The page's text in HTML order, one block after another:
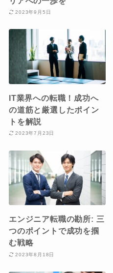
2023年9月5日
IT業界への転職！成功へ
の道筋と厳選したポイン
トを解説
2023年7月23日
エンジニア転職の勘所: 三
つのポイントで成功を掴
む戦略
2023年8月18日